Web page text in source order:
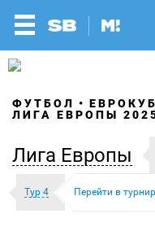
ФУТБОЛ
ЛИГА ЕВРОПЫ
Лига Европы
Тур 4 Перейти в турнир